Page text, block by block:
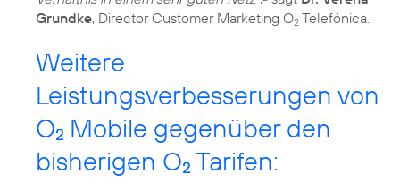
Grundke, Director Customer Marketing O2 Telefónica.
Weitere
Leistungsverbesserungen von
O2 Mobile gegenüber den
bisherigen O2 Tarifen: